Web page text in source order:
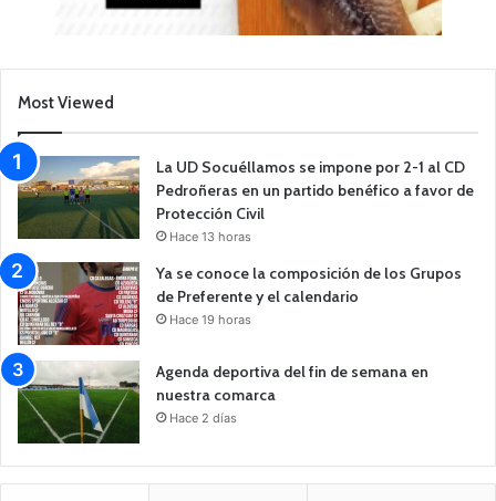
Most Viewed
La UD Socuéllamos se impone por 2-1 al CD
Pedroñeras en un partido benéfico a favor de
Protección Civil
Hace 13 horas
Ya se conoce la composición de los Grupos
de Preferente y el calendario
Hace 19 horas
Agenda deportiva del fin de semana en
nuestra comarca
Hace 2 días